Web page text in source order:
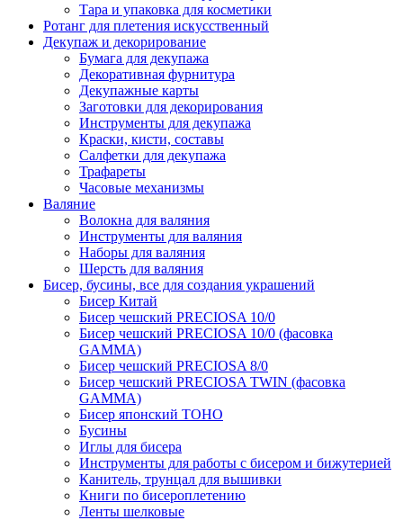
Тара и упаковка для косметики
Ротанг для плетения искусственный
Декупаж и декорирование
Бумага для декупажа
Декоративная фурнитура
Декупажные карты
Заготовки для декорирования
Инструменты для декупажа
Краски, кисти, составы
Салфетки для декупажа
Трафареты
Часовые механизмы
Валяние
Волокна для валяния
Инструменты для валяния
Наборы для валяния
Шерсть для валяния
Бисер, бусины, все для создания украшений
Бисер Китай
Бисер чешский PRECIOSA 10/0
Бисер чешский PRECIOSA 10/0 (фасовка
GAMMA)
Бисер чешский PRECIOSA 8/0
Бисер чешский PRECIOSA TWIN (фасовка
GAMMA)
Бисер японский TOHO
Бусины
Иглы для бисера
Инструменты для работы с бисером и бижутерией
Канитель, трунцал для вышивки
Книги по бисероплетению
Ленты шелковые